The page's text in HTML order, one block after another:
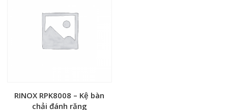
RINOX RPK8008 – Kệ bàn
chải đánh răng